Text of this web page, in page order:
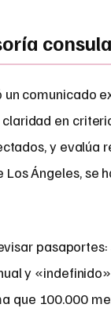
comunicado
en
y evalúa
Ángeles, se
y
que 100.000